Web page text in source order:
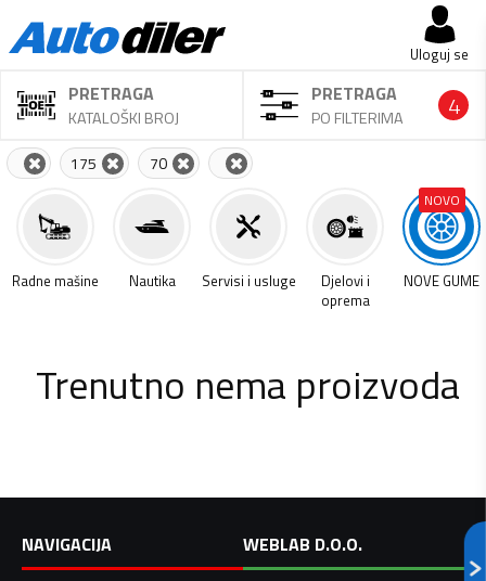
Uloguj se
PRETRAGA
KATALOŠKI BROJ
PRETRAGA
PO FILTERIMA 4
175 70
Radne mašine Nautika Servisi i usluge
Djelovi i
oprema
NOVO
NOVE GUME
Trenutno nema proizvoda
NAVIGACIJA
WEBLAB D.O.O.